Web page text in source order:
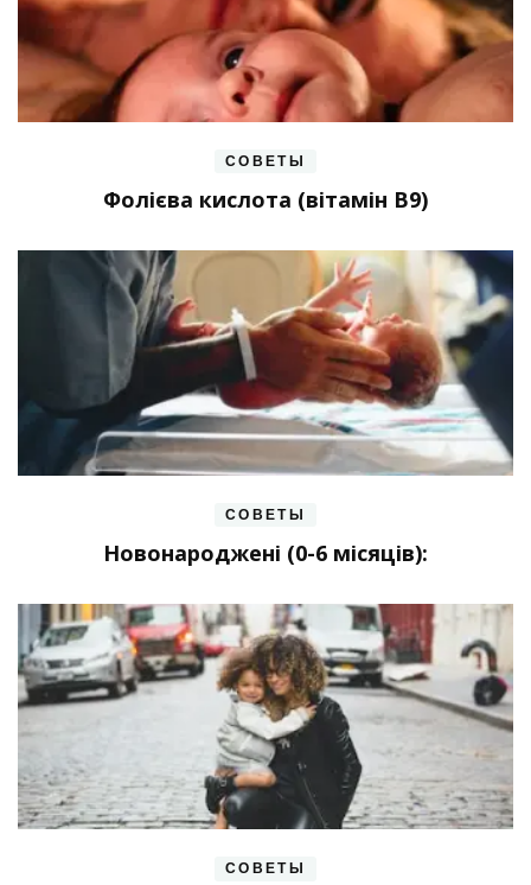
СОВЕТЫ
Фолієва кислота (вітамін В9)
СОВЕТЫ
Новонароджені (0-6 місяців):
СОВЕТЫ